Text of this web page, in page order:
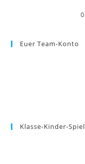
0
Euer Team-Konto
Klasse-Kinder-Spiel